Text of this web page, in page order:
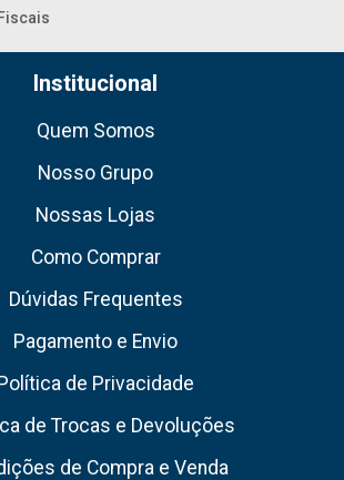
Institucional
Quem Somos
Nosso Grupo
Nossas Lojas
Como Comprar
Dúvidas Frequentes
Pagamento e Envio
Política de Privacidade
de Trocas e Devoluções
de Compra e Venda